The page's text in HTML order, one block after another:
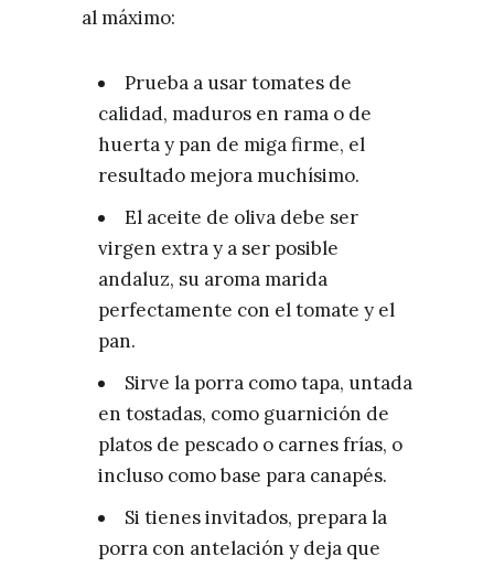
al máximo:
Prueba a usar tomates de
calidad, maduros en rama o de
huerta y pan de miga firme, el
resultado mejora muchísimo.
El aceite de oliva debe ser
virgen extra y a ser posible
andaluz, su aroma marida
perfectamente con el tomate y el
pan.
Sirve la porra como tapa, untada
en tostadas, como guarnición de
platos de pescado o carnes frías, o
incluso como base para canapés.
Si tienes invitados, prepara la
porra con antelación y deja que